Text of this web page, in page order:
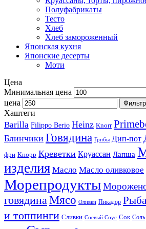
Полуфабрикаты
Тесто
Хлеб
Хлеб замороженный
Японская кухня
Японские десерты
Моти
Цена
Минимальная цена
цена
Хаштеги
Barilla Filippo Berio Heinz Knorr
Блинчики Говядина Грибы Дип-пот
фри Кнорр Креветки Круассан Лапша
изделия Масло Масло оливковое
Морепродукты
говядинаМясо Оливки Пикадор Рыба
и топпинги Сливки Соевый Соус Сок Соль